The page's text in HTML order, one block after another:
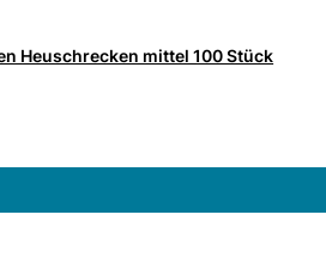
Heuschrecken mittel 100 Stück